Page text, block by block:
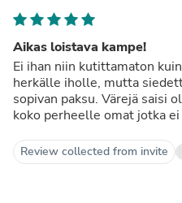
Aikas loistava kampe!
Ei ihan niin kutittamaton
herkälle iholle, mutta
sopivan paksu. Värejä saisi
koko perheelle omat jotka
Review collected from invite